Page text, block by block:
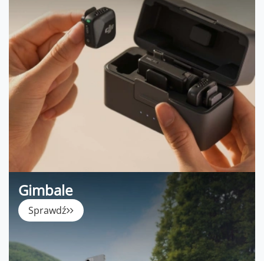
Gimbale
Sprawdź